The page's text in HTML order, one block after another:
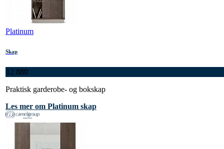
Platinum
Skap
12 880
Praktisk garderobe- og bokskap
Les mer om Platinum skap